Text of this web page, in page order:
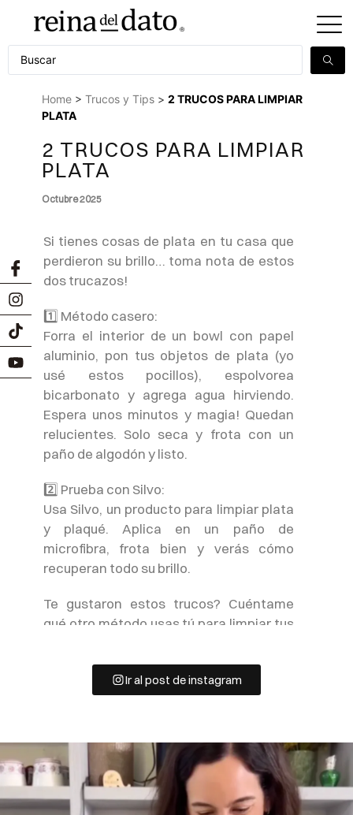
Home> Trucos y Tips> 2 TRUCOS PARA LIMPIAR
PLATA
2 TRUCOS PARA LIMPIAR
PLATA
Octubre 2025
Si tienes cosas de plata en tu casa que
perdieron su brillo… toma nota de estos
dos trucazos!
1️⃣ Método casero:
Forra el interior de un bowl con papel
aluminio, pon tus objetos de plata (yo
usé estos pocillos), espolvorea
bicarbonato y agrega agua hirviendo.
Espera unos minutos y magia! Quedan
relucientes. Solo seca y frota con un
paño de algodón y listo.
2️⃣ Prueba con Silvo:
Usa Silvo, un producto para limpiar plata
y plaqué. Aplica en un paño de
microfibra, frota bien y verás cómo
recuperan todo su brillo.
Te gustaron estos trucos? Cuéntame
qué otro método usas tú para limpiar tus
Ir al post de instagram